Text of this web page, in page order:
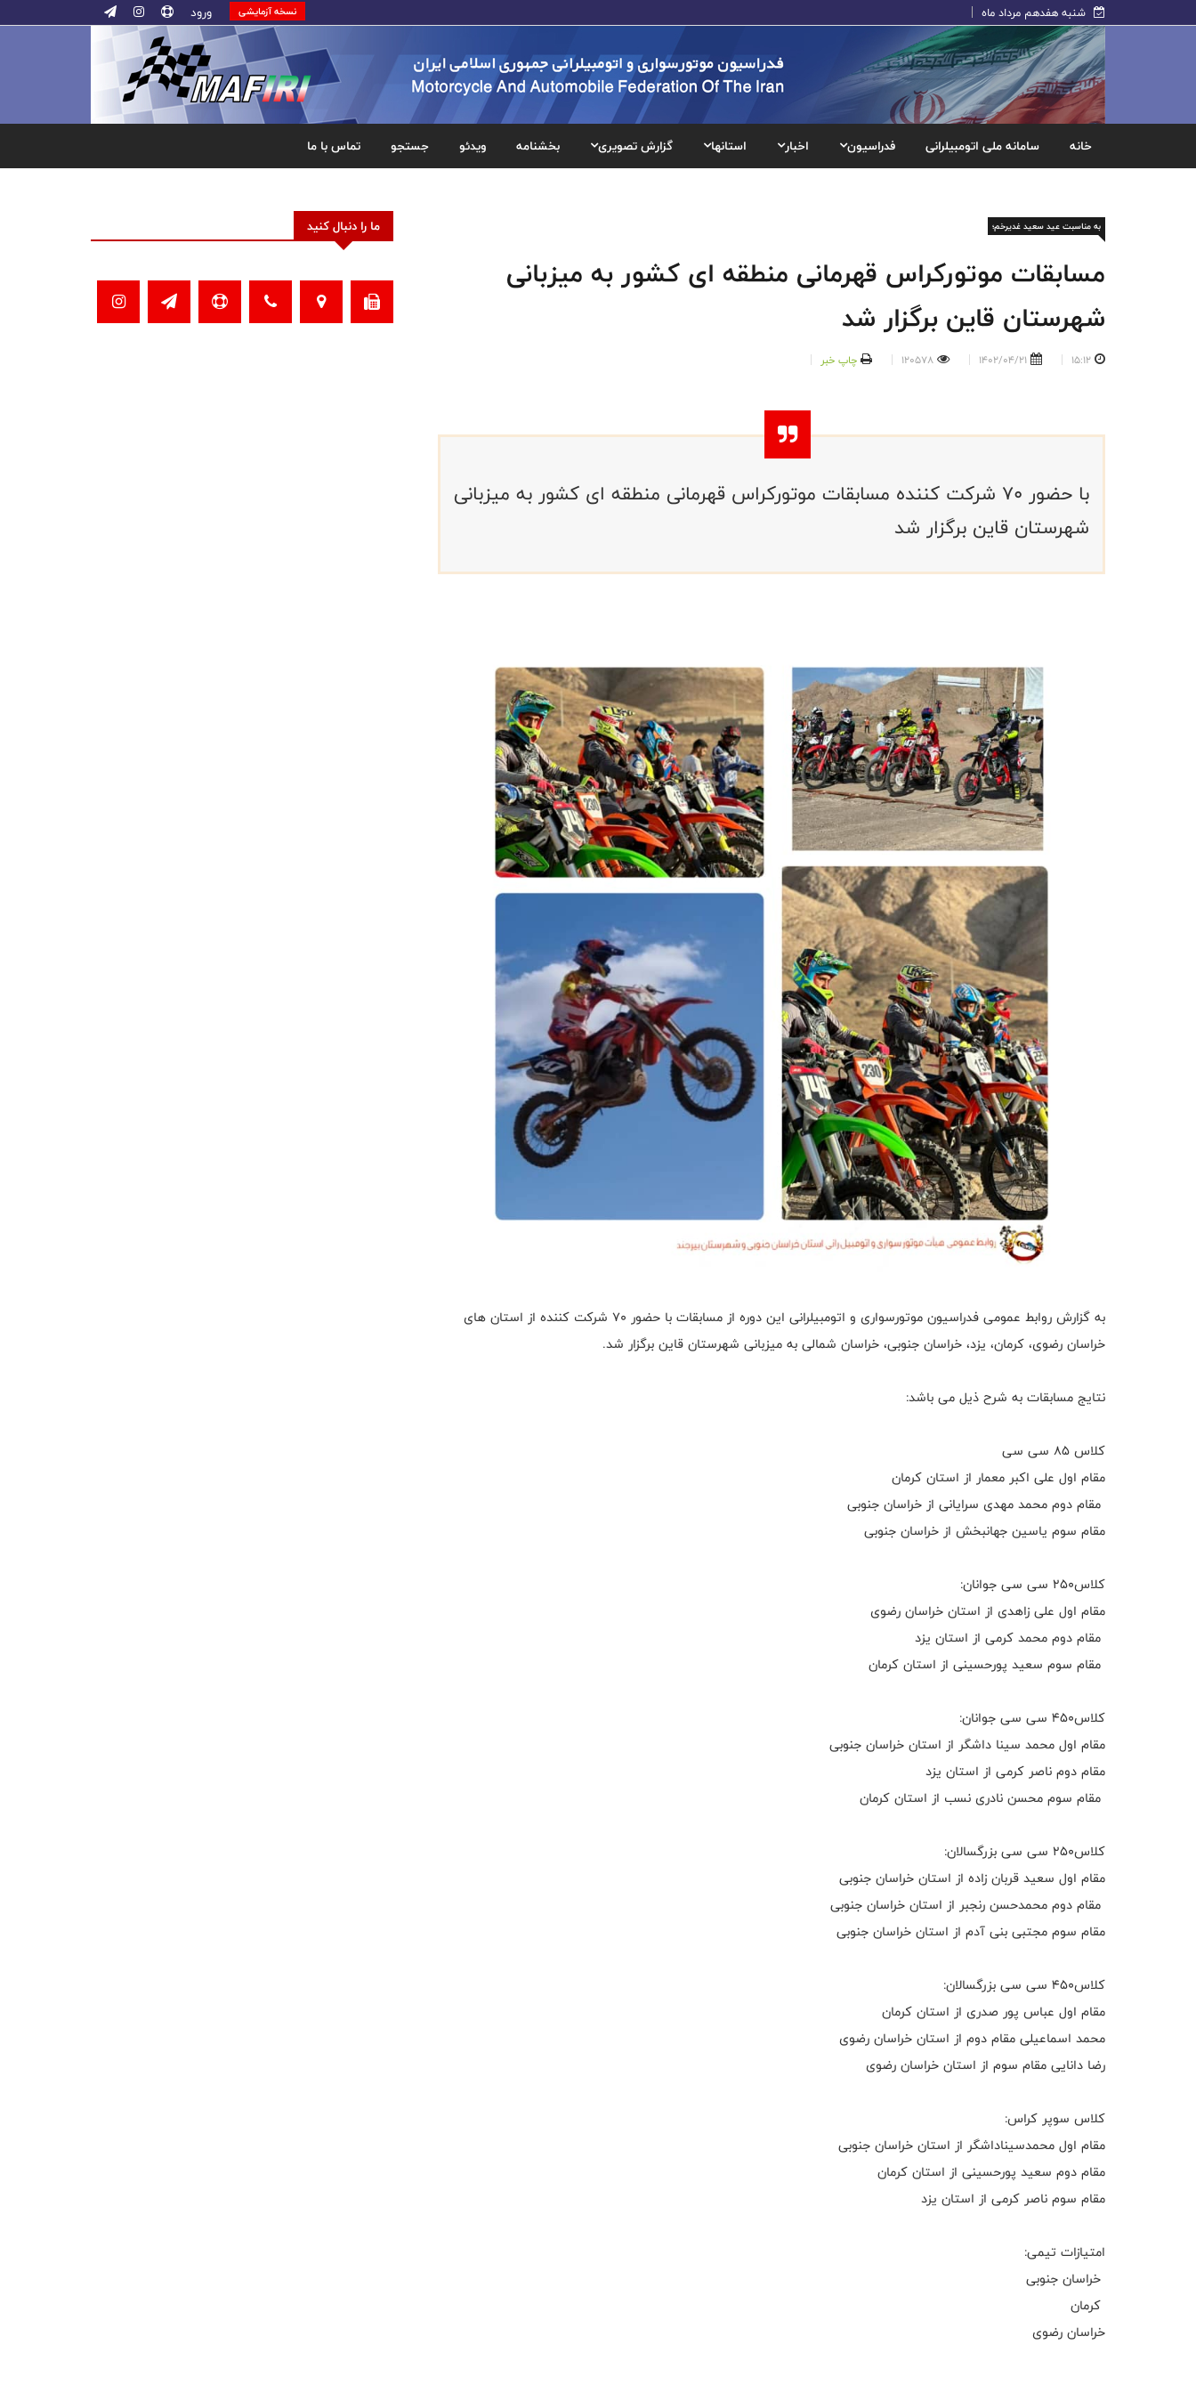
شنبه هفدهم مرداد ماه نسخه آزمایشی ورود
خانه سامانه ملی اتومبیلرانی فدراسیون اخبار استانها گزارش تصویری بخشنامه ویدئو جستجو تماس با ما
به مناسبت عید سعید غدیرخم؛
مسابقات موتورکراس قهرمانی منطقه ای کشور به میزبانی
شهرستان قاین برگزار شد
15:12
1402/04/21
120578 چاپ خبر
با حضور ۷۰ شرکت کننده مسابقات موتورکراس قهرمانی منطقه ای کشور به میزبانی
شهرستان قاین برگزار شد
به گزارش روابط عمومی فدراسیون موتورسواری و اتومبیلرانی این دوره از مسابقات با حضور ۷۰ شرکت کننده از استان های
خراسان رضوی، کرمان، یزد، خراسان جنوبی، خراسان شمالی به میزبانی شهرستان قاین برگزار شد.
نتایج مسابقات به شرح ذیل می باشد:
کلاس ۸۵ سی سی
مقام اول علی اکبر معمار از استان کرمان
مقام دوم محمد مهدی سرایانی از خراسان جنوبی
مقام سوم یاسین جهانبخش از خراسان جنوبی
کلاس۲۵۰ سی سی جوانان:
مقام اول علی زاهدی از استان خراسان رضوی
مقام دوم محمد کرمی از استان یزد
مقام سوم سعید پورحسینی از استان کرمان
کلاس۴۵۰ سی سی جوانان:
مقام اول محمد سینا داشگر از استان‌ خراسان جنوبی
مقام دوم ناصر کرمی از استان یزد
مقام سوم محسن نادری نسب از استان کرمان
کلاس۲۵۰ سی سی بزرگسالان:
مقام اول سعید قربان زاده از استان خراسان جنوبی
مقام دوم محمدحسن رنجبر از استان خراسان جنوبی
مقام سوم مجتبی بنی آدم‌ از استان خراسان جنوبی
کلاس۴۵۰ سی سی بزرگسالان:
مقام اول عباس پور صدری از استان کرمان
محمد اسماعیلی مقام دوم از استان خراسان رضوی
رضا دانایی مقام سوم از استان خراسان رضوی
کلاس سوپر کراس:
مقام اول محمدسیناداشگر از استان خراسان جنوبی
مقام دوم سعید پورحسینی از استان کرمان
مقام سوم ناصر کرمی از استان یزد
امتیازات تیمی:
خراسان جنوبی
کرمان
خراسان رضوی
ما را دنبال کنید